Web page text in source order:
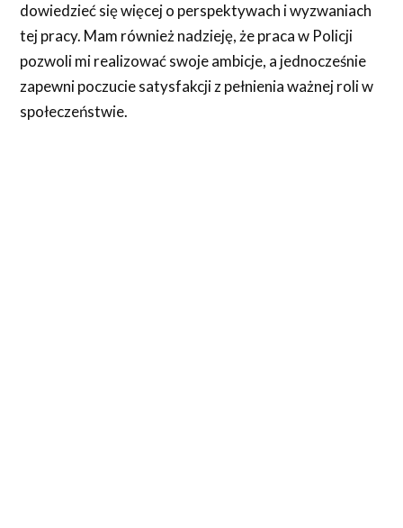
dowiedzieć się więcej o perspektywach i wyzwaniach
tej pracy. Mam również nadzieję, że praca w Policji
pozwoli mi realizować swoje ambicje, a jednocześnie
zapewni poczucie satysfakcji z pełnienia ważnej roli w
społeczeństwie.